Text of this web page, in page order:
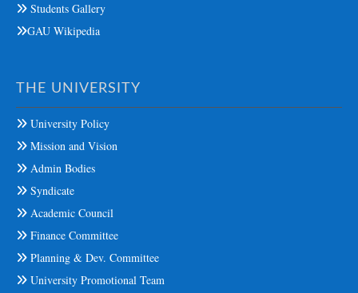
Students Gallery
GAU Wikipedia
THE UNIVERSITY
University Policy
Mission and Vision
Admin Bodies
Syndicate
Academic Council
Finance Committee
Planning & Dev. Committee
University Promotional Team